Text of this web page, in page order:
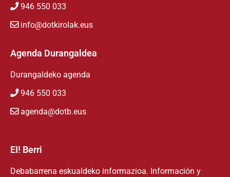
946 550 033
info@dotkirolak.eus
Agenda Durangaldea
Durangaldeko agenda
946 550 033
agenda@dotb.eus
EI! Berri
Debabarrena eskualdeko informazioa. Información y